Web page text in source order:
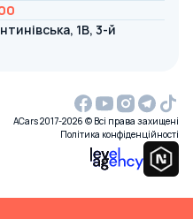
1В, 3-й
ACars 2017-2026 © Всі права захищені
Політика конфіденційності